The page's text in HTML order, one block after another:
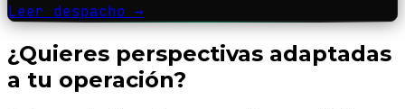
Leer despacho →
¿Quieres perspectivas adaptadas
a tu operación?